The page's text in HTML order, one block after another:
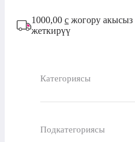
1000,00 с жогору акысыз
жеткирүү
Категориясы
Подкатегориясы